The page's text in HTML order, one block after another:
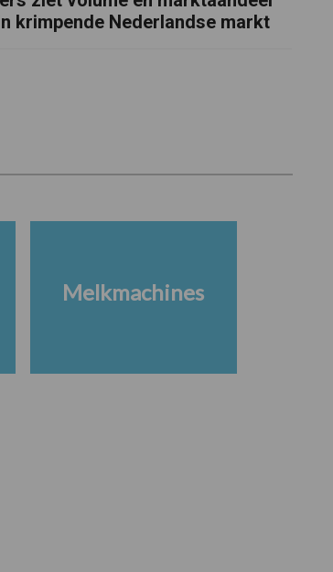
krimpende Nederlandse markt
Melkmachines